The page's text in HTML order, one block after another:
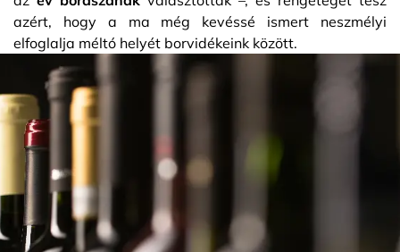
azért, hogy a ma még kevéssé ismert neszmélyi
elfoglalja méltó helyét borvidékeink között.